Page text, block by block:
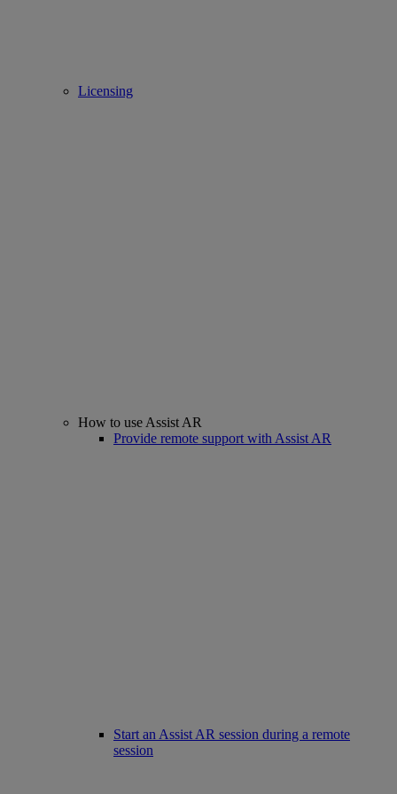
Licensing
How to use Assist AR
Provide remote support with Assist AR
Start an Assist AR session during a remote
session